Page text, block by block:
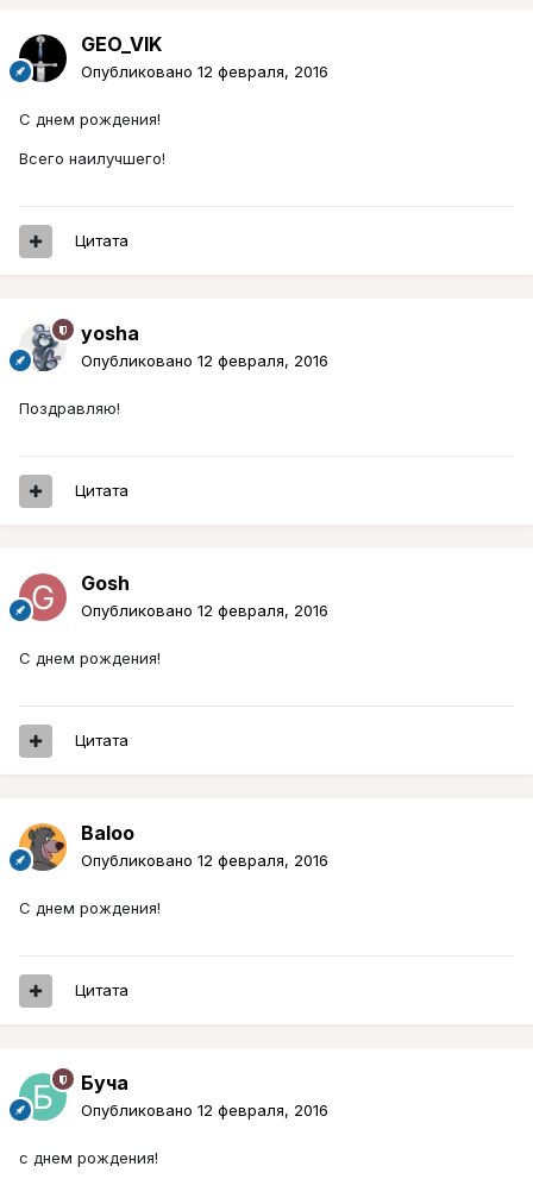
GEO_VIK
Опубликовано 12 февраля, 2016
С днем рождения!
Всего наилучшего!
Цитата
yosha
Опубликовано 12 февраля, 2016
Поздравляю!
Цитата
Gosh
Опубликовано 12 февраля, 2016
С днем рождения!
Цитата
Baloo
Опубликовано 12 февраля, 2016
С днем рождения!
Цитата
Буча
Опубликовано 12 февраля, 2016
с днем рождения!